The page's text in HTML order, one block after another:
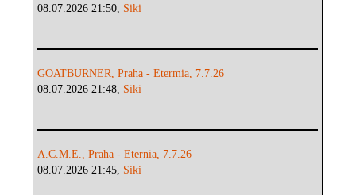
08.07.2026 21:50, Siki
GOATBURNER, Praha - Etermia, 7.7.26
08.07.2026 21:48, Siki
A.C.M.E., Praha - Eternia, 7.7.26
08.07.2026 21:45, Siki